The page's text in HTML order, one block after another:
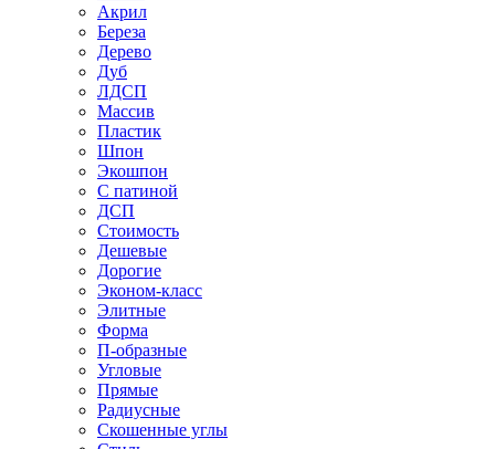
Акрил
Береза
Дерево
Дуб
ЛДСП
Массив
Пластик
Шпон
Экошпон
С патиной
ДСП
Стоимость
Дешевые
Дорогие
Эконом-класс
Элитные
Форма
П-образные
Угловые
Прямые
Радиусные
Скошенные углы